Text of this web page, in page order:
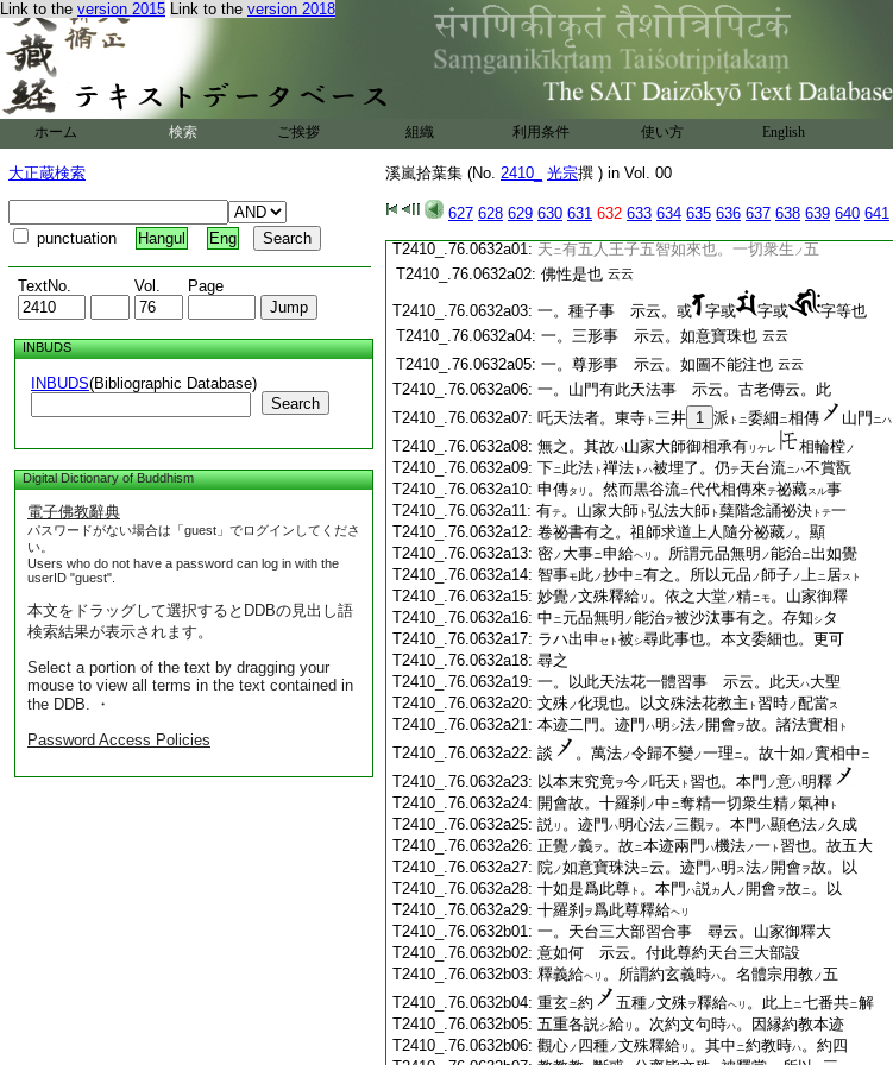
Link to the version 2015 Link to the version 2018
ホーム 検索 ご挨拶 組織 利用条件 使い方 English
大正蔵検索
punctuation Hangul Eng
TextNo. Vol. Page
INBUDS
INBUDS(Bibliographic Database)
Search
Digital Dictionary of Buddhism
電子佛教辭典
パスワードがない場合は「guest」でログインしてくださ
い。
Users who do not have a password can log in with the
userID "guest".
本文をドラッグして選択するとDDBの見出し語
検索結果が表示されます。
Select a portion of the text by dragging your
mouse to view all terms in the text contained in
the DDB. ・
Password Access Policies
溪嵐拾葉集 (No. 2410_ 光宗撰 ) in Vol. 00
627 628 629 630 631 632 633 634 635 636 637 638 639 640 641
T2410_.76.0631c21: 一。吒天得名事 示云。夫
T2410_.76.0631c22:界千如三千世間也。故以法界爲體。亦是
ノ本源也。故號眞荼摩尼珠ト。欲界ノ凡夫
成本尊
T2410_.76.0631c25:又云。弘法大師以如意寶珠
被納於稻荷
T2410_.76.0631c27:荷稻ヲ大師御前ニ 影現
T2410_.76.0631c28:
T2410_.76.0632a01: 天ニ有五人王子五智如來也。一切衆生 ノ 五
T2410_.76.0632a02: 佛性是也 云云
T2410_.76.0632a03: 一。種子事 示云。或 字或 字或
字等也
T2410_.76.0632a04: 一。三形事 示云。如意寶珠也 云云
T2410_.76.0632a05: 一。尊形事 示云。如圖不能注也 云云
T2410_.76.0632a06: 一。山門有此天法事 示云。古老傳云。此
T2410_.76.0632a07: 吒天法者。東寺 ト 三井 1 派 トニ委細ニ相傳 山門 ニハ
T2410_.76.0632a08: 無之。其故ハ山家大師御相承有 リケレ 相輪樘ノ
T2410_.76.0632a09: 下ニ此法 ト 禪法 トハ被埋了。仍テ天台流ニハ不賞翫
T2410_.76.0632a10: 申傳タリ 。然而黒谷流ニ代代相傳來テ祕藏スル事
T2410_.76.0632a11: 有テ。山家大師 ト 弘法大師 ト 蘖階念誦祕決 トテ一
T2410_.76.0632a12: 卷祕書有之。祖師求道上人隨分祕藏ノ 。顯
T2410_.76.0632a13: 密ノ 大事ニ申給ヘリ 。所謂元品無明 ノ能治ニ出如覺
T2410_.76.0632a14: 智事モ此ノ抄中ニ有之。所以元品 ノ師子ノ上ニ居スト
T2410_.76.0632a15: 妙覺ノ文殊釋給 リ 。依之大堂ノ精ニモ。山家御釋
T2410_.76.0632a16: 中ニ元品無明 ノ能治ヲ被沙汰事有之。存知 シタ
T2410_.76.0632a17: ラハ出申 セト 被 シ尋此事也。本文委細也。更可
T2410_.76.0632a18: 尋之
T2410_.76.0632a19: 一。以此天法花一體習事 示云。此天ハ大聖
T2410_.76.0632a20: 文殊ノ化現也。以文殊法花教主 ト 習時ノ配當ス
T2410_.76.0632a21: 本迹二門。迹門 ハ明 シ法ノ 開會ヲ故。諸法實相 ト
T2410_.76.0632a22: 談 。萬法ノ令歸不變ノ一理ニ。故十如 ノ實相中ニ
T2410_.76.0632a23: 以本末究竟ヲ今ノ吒天 ト 習也。本門 ノ意ハ明釋
T2410_.76.0632a24: 開會故。十羅刹 ノ中ニ奪精一切衆生精ノ氣神 ト
T2410_.76.0632a25: 説 リ 。迹門 ハ明心法ノ三觀ヲ 。本門 ハ顯色法ノ 久成
T2410_.76.0632a26: 正覺ノ義ヲ 。故ニ本迹兩門 ハ機法ノ一 ト 習也。故五大
T2410_.76.0632a27: 院ノ如意寶珠決ニ云。迹門 ハ明 ス法ノ 開會ヲ故。以
T2410_.76.0632a28: 十如是爲此尊 ト 。本門 ハ説カ 人 ノ 開會ヲ故ニ。以
T2410_.76.0632a29: 十羅刹 ヲ爲此尊釋給ヘリ
T2410_.76.0632b01: 一。天台三大部習合事 尋云。山家御釋大
T2410_.76.0632b02: 意如何 示云。付此尊約天台三大部設
T2410_.76.0632b03: 釋義給ヘリ 。所謂約玄義時ハ。名體宗用教ノ五
T2410_.76.0632b04: 重玄ニ約 五種ノ文殊ヲ釋給ヘリ 。此上ニ七番共ニ解
T2410_.76.0632b05: 五重各説シ給 リ 。次約文句時ハ。因縁約教本迹
T2410_.76.0632b06: 觀心ノ 四種ノ文殊釋給 リ 。其中ニ約教時ハ。約四